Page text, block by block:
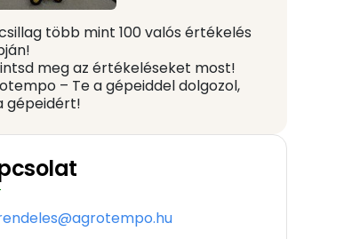
több mint 100 valós értékelés
meg az értékeléseket most!
– Te a gépeiddel dolgozol,
gépeidért!